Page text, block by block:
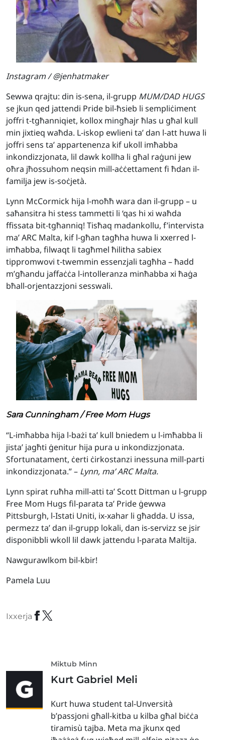
Instagram / @jenhatmaker
Sewwa qrajtu: din is-sena, il-grupp MUM/DAD HUGS
se jkun qed jattendi Pride bil-ħsieb li sempliċiment
joffri t-tgħanniqiet, kollox mingħajr ħlas u għal kull
min jixtieq waħda. L-iskop ewlieni ta’ dan l-att huwa li
joffri sens ta’ appartenenza kif ukoll imħabba
inkondizzjonata, lil dawk kollha li għal raġuni jew
oħra jħossuhom neqsin mill-aċċettament fi ħdan il-
familja jew is-soċjetà.
Lynn McCormick hija l-moħħ wara dan il-grupp – u
saħansitra hi stess tammetti li ‘qas hi xi waħda
ffissata bit-tgħanniq! Tisħaq madankollu, f’intervista
ma’ ARC Malta, kif l-għan tagħha huwa li xxerred l-
imħabba, filwaqt li tagħmel ħilitha sabiex
tippromwovi t-twemmin essenzjali tagħha – ħadd
m’għandu jaffaċċa l-intolleranza minħabba xi ħaġa
bħall-orjentazzjoni sesswali.
Sara Cunningham / Free Mom Hugs
“L-imħabba hija l-bażi ta’ kull bniedem u l-imħabba li
jista’ jagħti ġenitur hija pura u inkondizzjonata.
Sfortunatament, ċerti ċirkostanzi inessuna mill-parti
inkondizzjonata.” – Lynn, ma’ ARC Malta.
Lynn spirat ruħha mill-atti ta’ Scott Dittman u l-grupp
Free Mom Hugs fil-parata ta’ Pride ġewwa
Pittsburgh, l-Istati Uniti, ix-xahar li għadda. U issa,
permezz ta’ dan il-grupp lokali, dan is-servizz se jsir
disponibbli wkoll lil dawk jattendu l-parata Maltija.
Nawgurawlkom bil-kbir!
Pamela Luu
Ixxerja
Miktub Minn
Kurt Gabriel Meli
Kurt huwa student tal-Unversità
b’passjoni għall-kitba u kilba għal biċċa
tiramisù tajba. Meta ma jkunx qed